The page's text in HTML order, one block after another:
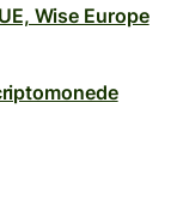
Wise Europe